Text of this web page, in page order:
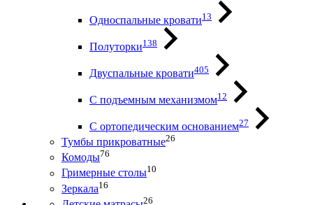
Односпальные кровати13
Полуторки138
Двуспальные кровати405
С подъемным механизмом12
С ортопедическим основанием27
Тумбы прикроватные26
Комоды76
Гримерные столы10
Зеркала16
26